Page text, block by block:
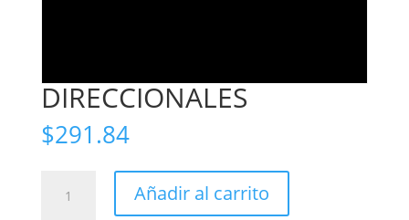
DIRECCIONALES
$291.84
cantidad
Añadir al carrito